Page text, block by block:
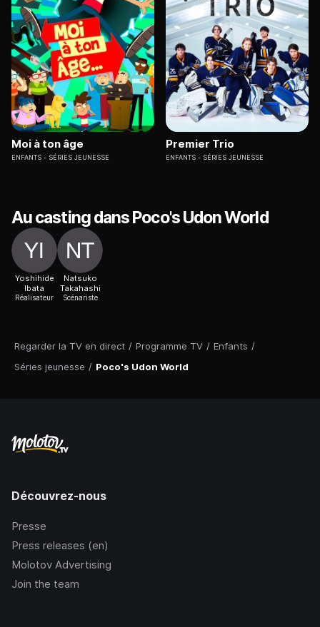
Regarder la TV en direct / Programme TV / Enfants /
Séries jeunesse / Poco's Udon World
Moi à ton âge
ENFANTS SÉRIES JEUNESSE
Premier Trio
ENFANTS SÉRIES JEUNESSE
Au casting dans Poco's Udon World
Yoshihide
Ibata
Réalisateur
Natsuko
Takahashi
Scénariste
Découvrez-nous
Presse
Press releases (en)
Molotov Advertising
Join the team